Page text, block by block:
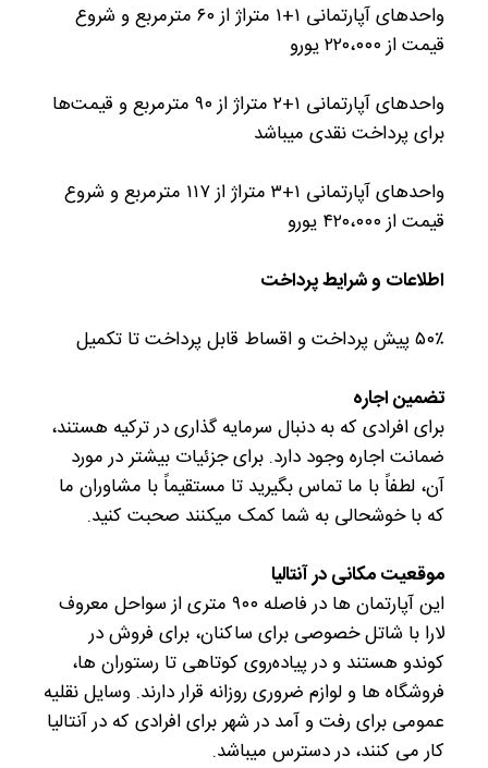
واحدهای آپارتمانی ۱+۱ متراژ از ۶۰ مترمربع و شروع
قیمت از ۲۲۰،۰۰۰ یورو
واحدهای آپارتمانی ۱+۲ متراژ از ۹۰ مترمربع و قیمت‌ها
برای پرداخت نقدی میباشد
واحدهای آپارتمانی ۱+۳ متراژ از ۱۱۷ مترمربع و شروع
قیمت از ۴۲۰،۰۰۰ یورو
اطلاعات و شرایط پرداخت
۵۰٪ پیش پرداخت و اقساط قابل پرداخت تا تکمیل
تضمین اجاره
برای افرادی که به دنبال سرمایه گذاری در ترکیه هستند،
ضمانت اجاره وجود دارد. برای جزئیات بیشتر در مورد
آن، لطفاً با ما تماس بگیرید تا مستقیماً با مشاوران ما
که با خوشحالی به شما کمک میکنند صحبت کنید.
موقعیت مکانی در آنتالیا
این آپارتمان ها در فاصله ۹۰۰ متری از سواحل معروف
لارا با شاتل خصوصی برای ساکنان، برای فروش در
کوندو هستند و در پیاده‌روی کوتاهی تا رستوران ها،
فروشگاه ها و لوازم ضروری روزانه قرار دارند. وسایل نقلیه
عمومی برای رفت و آمد در شهر برای افرادی که در آنتالیا
کار می کنند، در دسترس میباشد.